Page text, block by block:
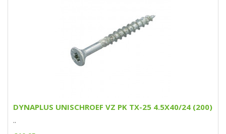
DYNAPLUS UNISCHROEF VZ PK TX-25 4.5X40/24 (200)
..